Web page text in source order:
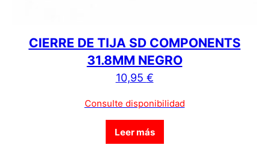
CIERRE DE TIJA SD COMPONENTS
31.8MM NEGRO
10,95 €
Consulte disponibilidad
Leer más